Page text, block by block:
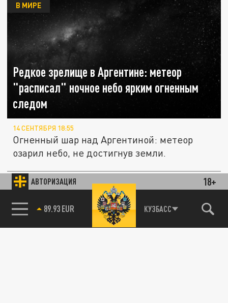
АВТОРИЗАЦИЯ 18+
85.64 BRENT КУЗБАСС
Редкое зрелище в Аргентине: метеор
"расписал" ночное небо ярким огненным
следом
В МИРЕ
14 СЕНТЯБРЯ 18:55
Огненный шар над Аргентиной: метеор
озарил небо, не достигнув земли.
ОБЩЕСТВО